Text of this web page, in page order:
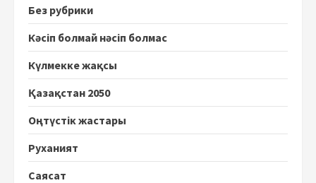
Без рубрики
Кәсіп болмай нәсіп болмас
Күлмекке жақсы
Қазақстан 2050
Оңтүстік жастары
Руханият
Саясат